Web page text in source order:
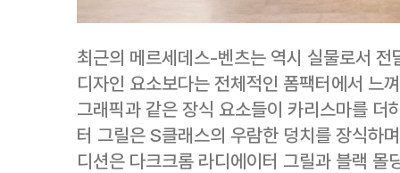
최근의 메르세데스-벤츠는 역시 실물로서
디자인 요소보다는 전체적인 폼팩터에서 느
그래픽과 같은 장식 요소들이 카리스마를 더
터 그릴은 S클래스의 우람한 덩치를 장식하
디션은 다크크롬 라디에이터 그릴과 블랙 몰